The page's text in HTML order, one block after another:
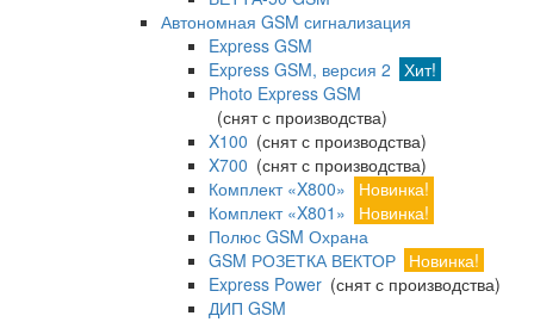
Автономная GSM сигнализация
Express GSM
Express GSM, версия 2 Хит!
Photo Express GSM
(снят с производства)
X100 (снят с производства)
X700 (снят с производства)
Комплект «X800»
Новинка!
Комплект «X801»
Новинка!
Полюс GSM Охрана
GSM РОЗЕТКА ВЕКТОР Новинка!
Express Power (снят с производства)
ДИП GSM